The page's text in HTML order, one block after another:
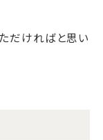
だければと思い